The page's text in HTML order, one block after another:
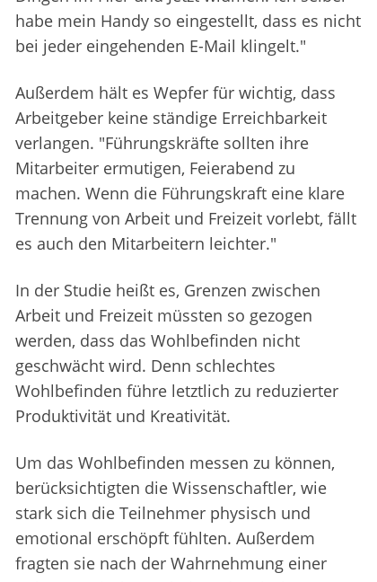
habe mein Handy so eingestellt, dass es nicht
bei jeder eingehenden E-Mail klingelt."
Außerdem hält es Wepfer für wichtig, dass
Arbeitgeber keine ständige Erreichbarkeit
verlangen. "Führungskräfte sollten ihre
Mitarbeiter ermutigen, Feierabend zu
machen. Wenn die Führungskraft eine klare
Trennung von Arbeit und Freizeit vorlebt, fällt
es auch den Mitarbeitern leichter."
In der Studie heißt es, Grenzen zwischen
Arbeit und Freizeit müssten so gezogen
werden, dass das Wohlbefinden nicht
geschwächt wird. Denn schlechtes
Wohlbefinden führe letztlich zu reduzierter
Produktivität und Kreativität.
Um das Wohlbefinden messen zu können,
berücksichtigten die Wissenschaftler, wie
stark sich die Teilnehmer physisch und
emotional erschöpft fühlten. Außerdem
fragten sie nach der Wahrnehmung einer